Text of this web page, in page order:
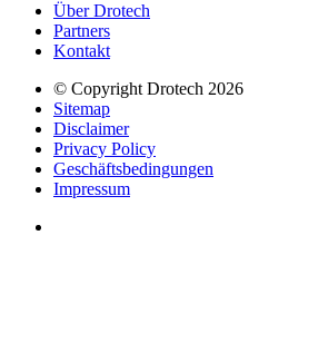
Über Drotech
Partners
Kontakt
© Copyright Drotech 2026
Sitemap
Disclaimer
Privacy Policy
Geschäftsbedingungen
Impressum